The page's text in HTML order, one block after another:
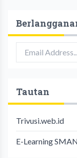
Tautan
Trivusi.web.id
E-Learning